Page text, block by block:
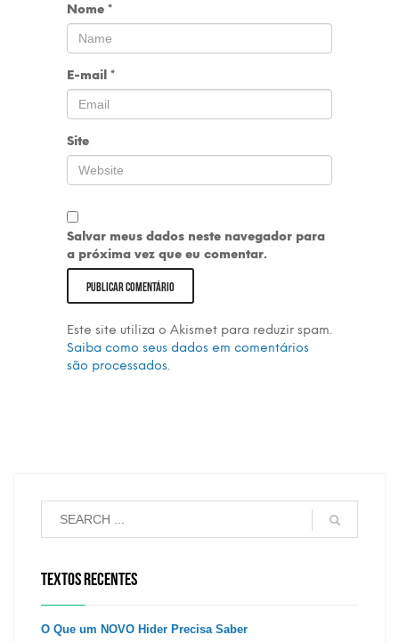
Nome *
E-mail *
Site
Salvar meus dados neste navegador para
a próxima vez que eu comentar.
Este site utiliza o Akismet para reduzir spam.
Saiba como seus dados em comentários
são processados.
TEXTOS RECENTES
O Que um NOVO Hider Precisa Saber